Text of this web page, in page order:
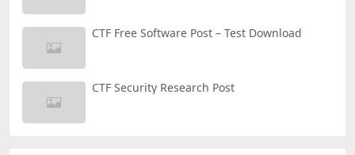
CTF Free Software Post – Test Download
CTF Security Research Post